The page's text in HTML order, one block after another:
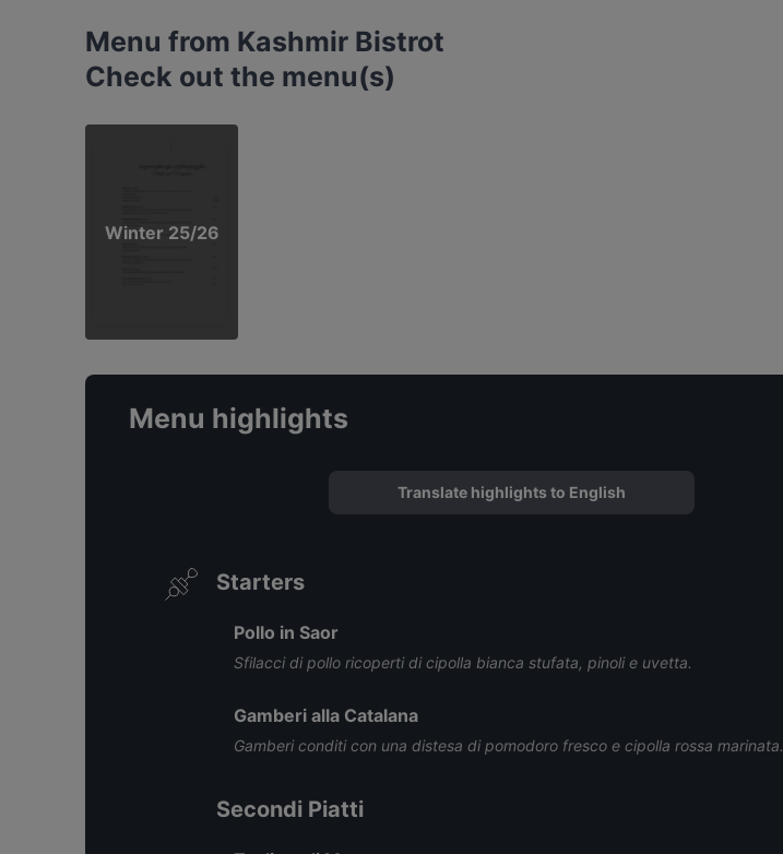
Menu from Kashmir Bistrot
Check out the menu(s)
Winter 25/26
Menu highlights
Translate highlights to English
Starters
Pollo in Saor
Sfilacci di pollo ricoperti di cipolla bianca stufata, pinoli e uvetta.
Gamberi alla Catalana
Gamberi conditi con una distesa di pomodoro fresco e cipolla rossa marinata.
Secondi Piatti